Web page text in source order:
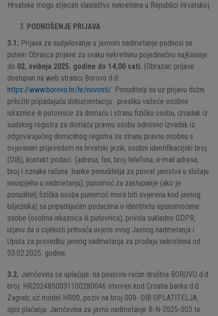
Hrvatske mogu stjecati vlasništvo nekretnina u Republici Hrvatskoj.
PODNOŠENJE PRIJAVA
3.1. Prijava za sudjelovanje u javnom nadmetanje podnosi se
putem Obrasca prijave za svaku nekretninu pojedinačno najkasnije
do 02. svibnja 2025. godine do 14,00 sati. (Obrazac prijave
dostupan na web stranici Borovo d.d.:
https://www.borovo.hr/hr/novosti/. Ponuditelji su uz prijavu dužni
priložiti pripadajuću dokumentaciju: presliku važeće osobne
iskaznice ili putovnice za domaću i stranu fizičku osobu, izvadak iz
sudskog registra za domaću pravnu osobu odnosno izvadak iz
odgovarajućeg domicilnog registra za stranu pravnu osobnu s
ovjerenim prijevodom na hrvatski jezik; osobni identifikacijski broj
(OIB); kontakt podaci (adresa, fax, broj telefona, e-mail adresa,
broj i oznaka računa banke ponuditelja za povrat jamstva u slučaju
neuspjeha u nadmetanju); punomoć za zastupanje (ako je
ponuditelj fizička osoba punomoć mora biti ovjerena kod javnog
bilježnika) sa pripadajućim podacima o identitetu opunomoćene
osobe (osobna iskaznica ili putovnica); privola sukladno GDPR,
izjavu da u cijelosti prihvaća uvjete ovog Javnog nadmetanja i
Uputa za provedbu javnog nadmetanja za prodaju nekretnina od
03.02.2025. godine.
3.2. Jamčevina se uplaćuje na poslovni račun društva BOROVO d.d.
broj: HR2024850031100280046 otvoren kod Croatia banka d.d.
Zagreb, uz model HR00, poziv na broj 009- OIB UPLATITELJA,
opis plaćanja: Jamčevina za javno nadmetanje B-N-2025-003 te